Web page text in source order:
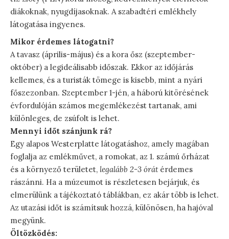
diákoknak, nyugdíjasoknak. A szabadtéri emlékhely
látogatása ingyenes.
Mikor érdemes látogatni?
A tavasz (április-május) és a kora ősz (szeptember-
október) a legideálisabb időszak. Ekkor az időjárás
kellemes, és a turisták tömege is kisebb, mint a nyári
főszezonban. Szeptember 1-jén, a háború kitörésének
évfordulóján számos megemlékezést tartanak, ami
különleges, de zsúfolt is lehet.
Mennyi időt szánjunk rá?
Egy alapos Westerplatte látogatáshoz, amely magában
foglalja az emlékművet, a romokat, az 1. számú őrházat
és a környező területet, legalább 2-3 órátérdemes
rászánni. Ha a múzeumot is részletesen bejárjuk, és
elmerülünk a tájékoztató táblákban, ez akár több is lehet.
Az utazási időt is számítsuk hozzá, különösen, ha hajóval
megyünk.
Öltözködés: